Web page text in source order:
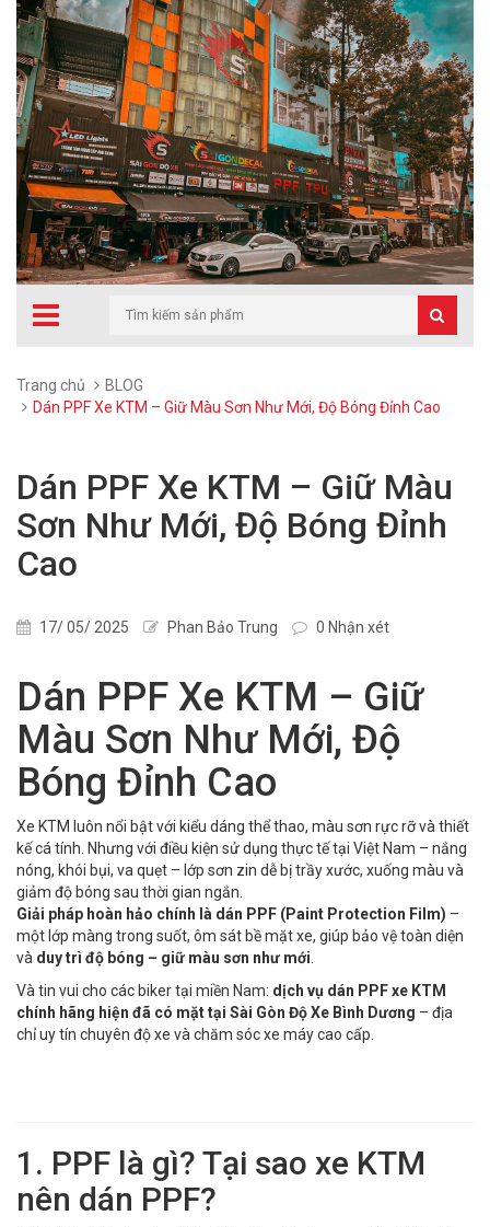
Trang chủ
BLOG
Dán PPF Xe KTM – Giữ Màu Sơn Như Mới, Độ Bóng Đỉnh Cao
Dán PPF Xe KTM – Giữ Màu
Sơn Như Mới, Độ Bóng Đỉnh
Cao
17/ 05/ 2025 Phan Bảo Trung 0 Nhận xét
Dán PPF Xe KTM – Giữ
Màu Sơn Như Mới, Độ
Bóng Đỉnh Cao
Xe KTM luôn nổi bật với kiểu dáng thể thao, màu sơn rực rỡ và thiết
kế cá tính. Nhưng với điều kiện sử dụng thực tế tại Việt Nam – nắng
nóng, khói bụi, va quẹt – lớp sơn zin dễ bị trầy xước, xuống màu và
giảm độ bóng sau thời gian ngắn.
Giải pháp hoàn hảo chính là dán PPF (Paint Protection Film) –
một lớp màng trong suốt, ôm sát bề mặt xe, giúp bảo vệ toàn diện
và duy trì độ bóng – giữ màu sơn như mới
Và tin vui cho các biker tại miền Nam: dịch vụ dán PPF xe KTM
chính hãng hiện đã có mặt tại Sài Gòn Độ Xe Bình Dương – địa
chỉ uy tín chuyên độ xe và chăm sóc xe máy cao cấp.
1. PPF là gì? Tại sao xe KTM
nên dán PPF?